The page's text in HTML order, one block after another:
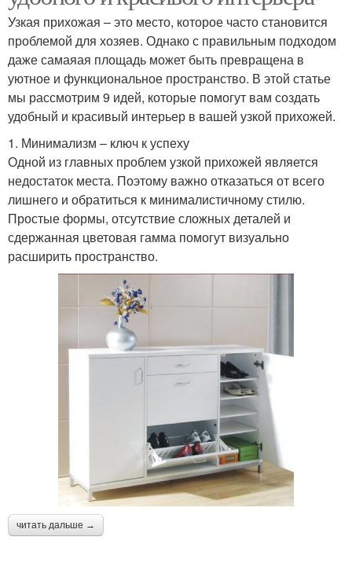
Узкая прихожая – это место, которое часто становится
проблемой для хозяев. Однако с правильным подходом
даже самаяая площадь может быть превращена в
уютное и функциональное пространство. В этой статье
мы рассмотрим 9 идей, которые помогут вам создать
удобный и красивый интерьер в вашей узкой прихожей.
1. Минимализм – ключ к успеху
Одной из главных проблем узкой прихожей является
недостаток места. Поэтому важно отказаться от всего
лишнего и обратиться к минималистичному стилю.
Простые формы, отсутствие сложных деталей и
сдержанная цветовая гамма помогут визуально
расширить пространство.
читать дальше →